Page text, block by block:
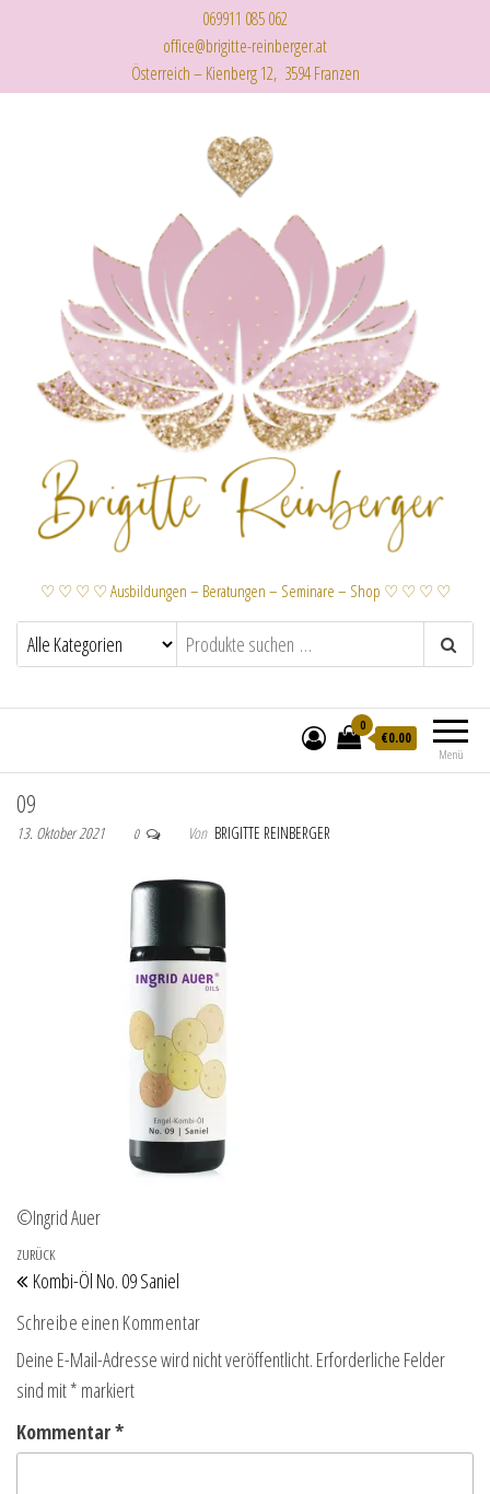
069911 085 062
office@brigitte-reinberger.at
Österreich – Kienberg 12, 3594 Franzen
♡ ♡ ♡ ♡ Ausbildungen – Beratungen – Seminare – Shop ♡ ♡ ♡ ♡
Menü
0
€0.00
09
13. Oktober 2021 0 Von BRIGITTE REINBERGER
©Ingrid Auer
Beitragsnavigation
Vorheriger Beitrag
ZURÜCK
Kombi-Öl No. 09 Saniel
Schreibe einen Kommentar
Deine E-Mail-Adresse wird nicht veröffentlicht. Erforderliche Felder
sind mit* markiert
Kommentar*